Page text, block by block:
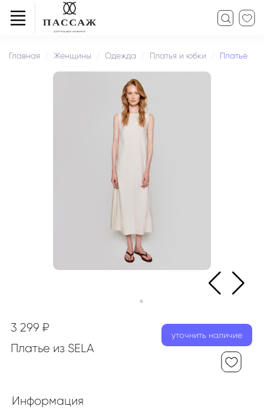
Главная Женщины Одежда Платья и юбки Платье
3 299 ₽
Платье из SELA
уточнить наличие
Информация